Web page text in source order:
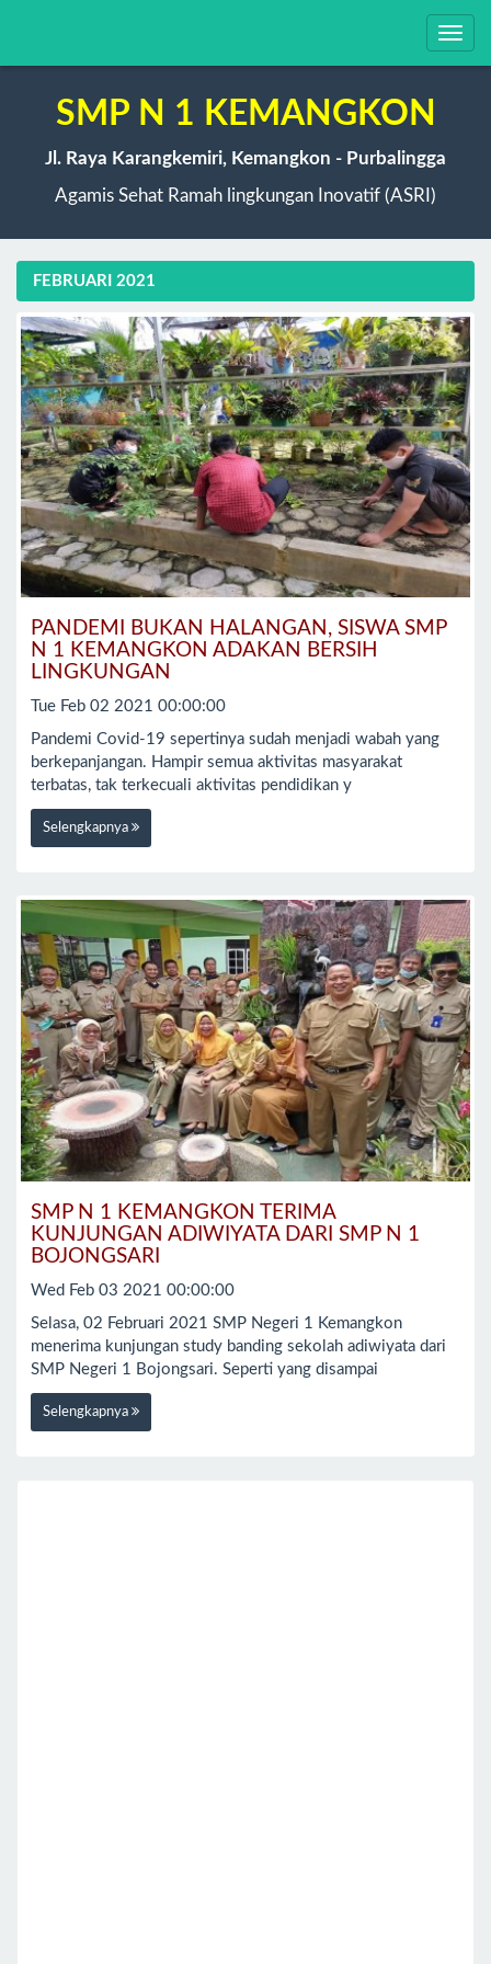
SMP N 1 KEMANGKON
Jl. Raya Karangkemiri, Kemangkon - Purbalingga
Agamis Sehat Ramah lingkungan Inovatif (ASRI)
FEBRUARI 2021
PANDEMI BUKAN HALANGAN, SISWA SMP
N 1 KEMANGKON ADAKAN BERSIH
LINGKUNGAN
Tue Feb 02 2021 00:00:00
Pandemi Covid-19 sepertinya sudah menjadi wabah yang
berkepanjangan. Hampir semua aktivitas masyarakat
terbatas, tak terkecuali aktivitas pendidikan y
Selengkapnya
SMP N 1 KEMANGKON TERIMA
KUNJUNGAN ADIWIYATA DARI SMP N 1
BOJONGSARI
Wed Feb 03 2021 00:00:00
Selasa, 02 Februari 2021 SMP Negeri 1 Kemangkon
menerima kunjungan study banding sekolah adiwiyata dari
SMP Negeri 1 Bojongsari. Seperti yang disampai
Selengkapnya